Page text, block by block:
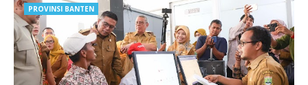
PROVINSI BANTEN